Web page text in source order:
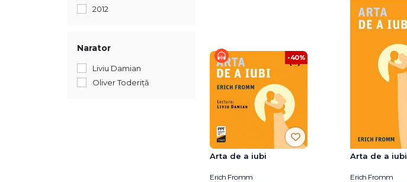
2012
Narator
Liviu Damian
Oliver Toderiță
-40%
Arta de a iubi
Erich Fromm
Arta de a iubi
Erich Fromm